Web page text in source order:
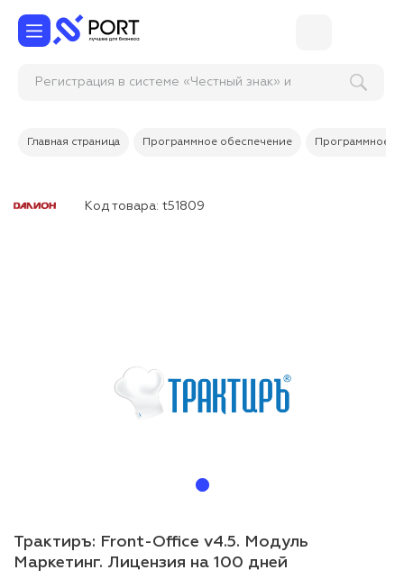
Регистрация в системе «Честный знак» и н
Главная страница Программное обеспечение Программное
Код товара: t51809
Трактиръ: Front-Office v4.5. Модуль
Маркетинг. Лицензия на 100 дней